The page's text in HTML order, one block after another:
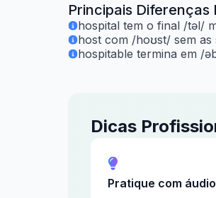
Principais Diferenças
hospital tem o final /təl/
host com /hoʊst/ sem as
hospitable termina em /
Dicas
Pratique com áudio